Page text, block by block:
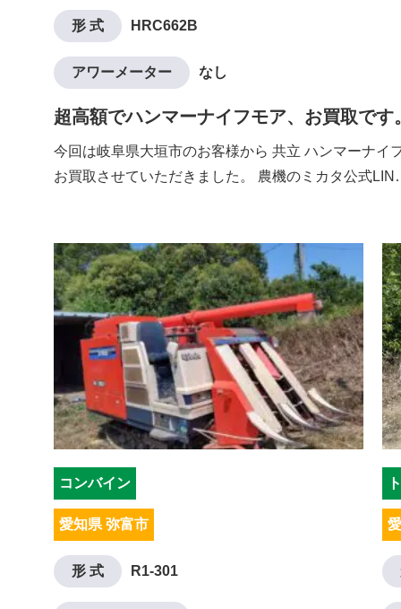
形 式 HRC662B
アワーメーター なし
超高額でハンマーナイフモア、お買取です
今回は岐阜県大垣市のお客様から 共立 ハンマーナイ
お買取させていただきました。 農機のミカタ公式
コンバイン
愛知県 弥富市
形 式 R1-301